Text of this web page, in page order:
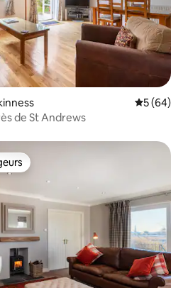
Note
5 (64)
de St Andrews
parmi les plus aimés